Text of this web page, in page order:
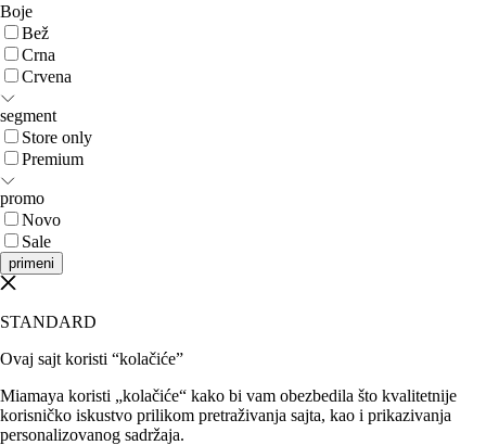
Boje
Bež
Crna
Crvena
segment
Store only
Premium
promo
Novo
Sale
primeni
STANDARD
Ovaj sajt koristi “kolačiće”
Miamaya koristi „kolačiće“ kako bi vam obezbedila što kvalitetnije
korisničko iskustvo prilikom pretraživanja sajta, kao i prikazivanja
personalizovanog sadržaja.